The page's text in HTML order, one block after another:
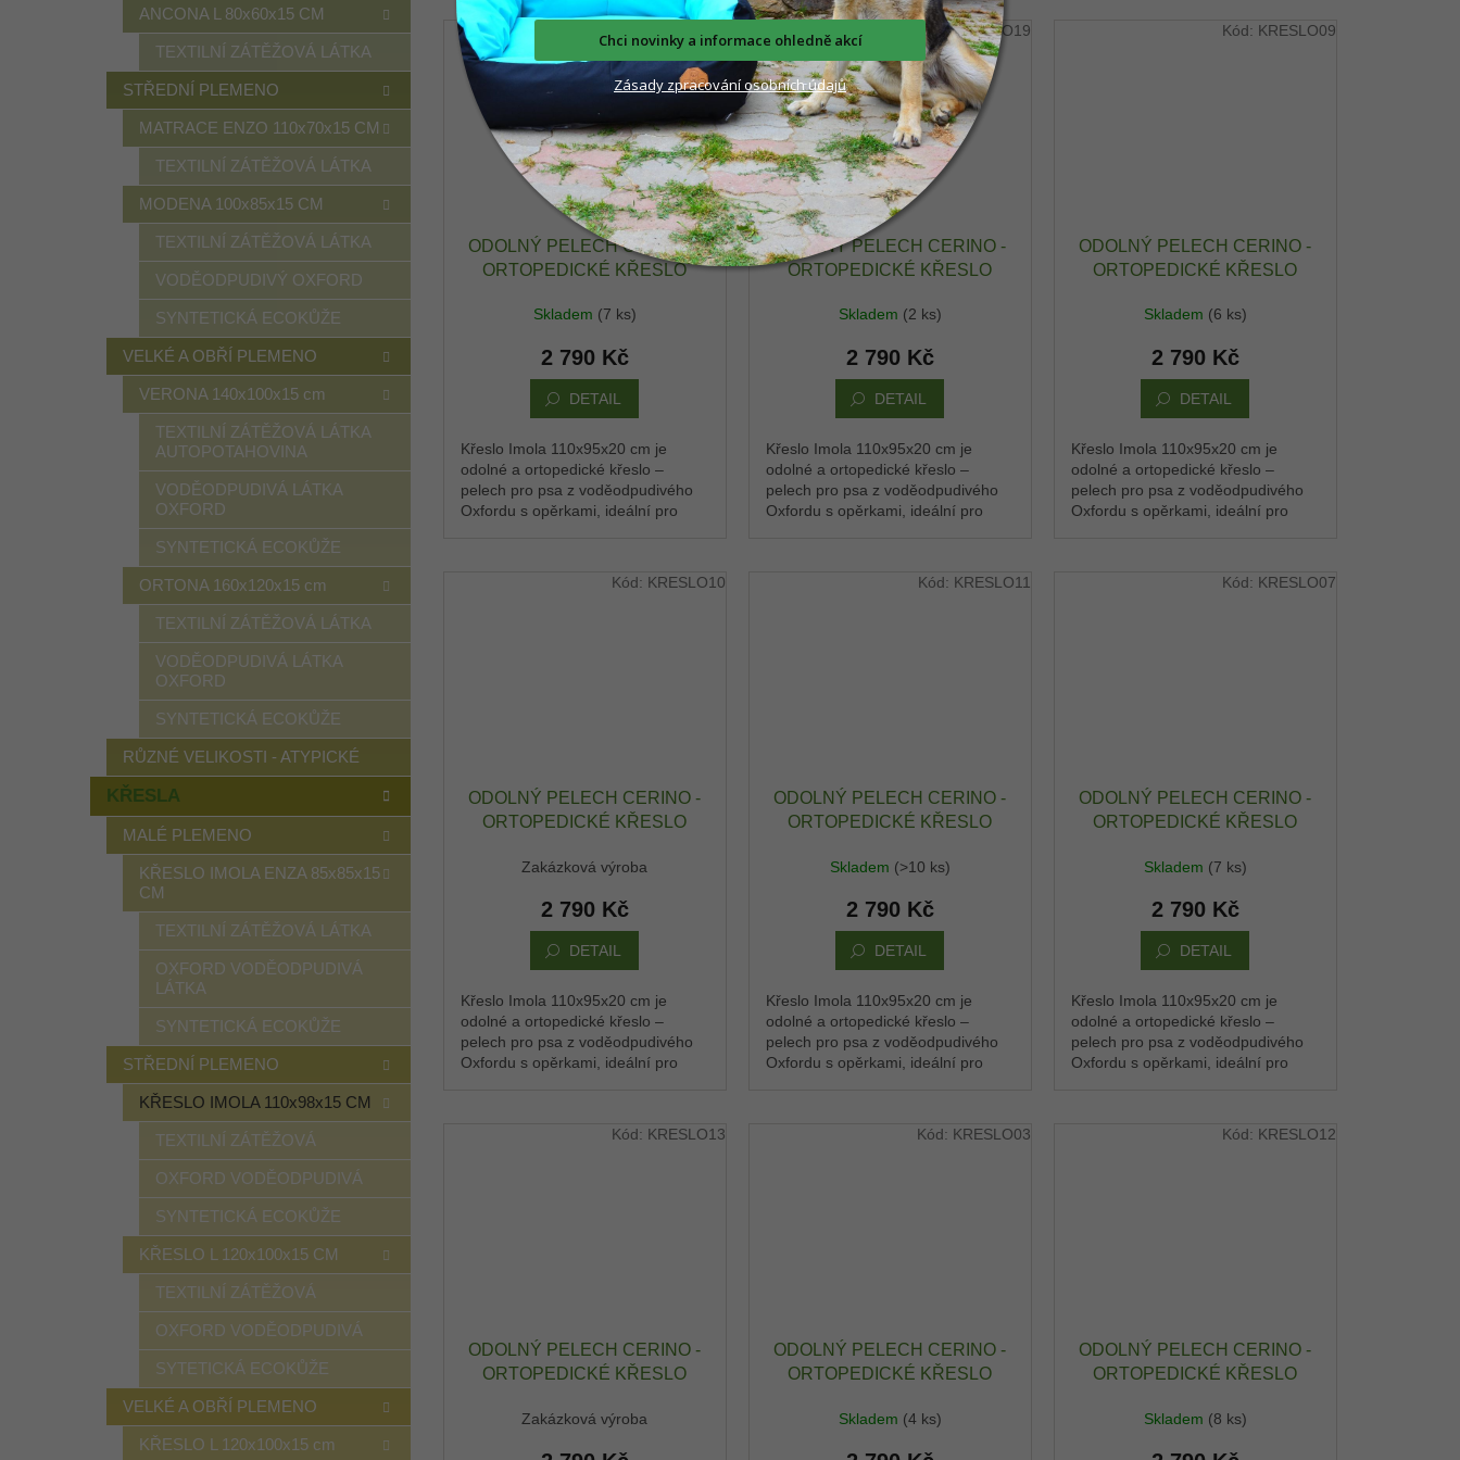
ANCONA L 80x60x15 CM
TEXTILNÍ ZÁTĚŽOVÁ LÁTKA
STŘEDNÍ PLEMENO
MATRACE ENZO 110x70x15 CM
TEXTILNÍ ZÁTĚŽOVÁ LÁTKA
MODENA 100x85x15 CM
TEXTILNÍ ZÁTĚŽOVÁ LÁTKA
VODĚODPUDIVÝ OXFORD
SYNTETICKÁ ECOKŮŽE
VELKÉ A OBŘÍ PLEMENO
VERONA 140x100x15 cm
TEXTILNÍ ZÁTĚŽOVÁ LÁTKA
AUTOPOTAHOVINA
VODĚODPUDIVÁ LÁTKA
OXFORD
SYNTETICKÁ ECOKŮŽE
ORTONA 160x120x15 cm
TEXTILNÍ ZÁTĚŽOVÁ LÁTKA
VODĚODPUDIVÁ LÁTKA
OXFORD
SYNTETICKÁ ECOKŮŽE
RŮZNÉ VELIKOSTI - ATYPICKÉ
KŘESLA
MALÉ PLEMENO
KŘESLO IMOLA ENZA 85x85x15
CM
TEXTILNÍ ZÁTĚŽOVÁ LÁTKA
OXFORD VODĚODPUDIVÁ
LÁTKA
SYNTETICKÁ ECOKŮŽE
STŘEDNÍ PLEMENO
KŘESLO IMOLA 110x98x15 CM
TEXTILNÍ ZÁTĚŽOVÁ
OXFORD VODĚODPUDIVÁ
SYNTETICKÁ ECOKŮŽE
KŘESLO L 120x100x15 CM
TEXTILNÍ ZÁTĚŽOVÁ
OXFORD VODĚODPUDIVÁ
SYTETICKÁ ECOKŮŽE
VELKÉ A OBŘÍ PLEMENO
KŘESLO L 120x100x15 cm
ODOLNÝ PELECH CERINO -
ORTOPEDICKÉ KŘESLO
OXFORD VODĚODPUDIVÝ -
Skladem (7 ks)
2 790 Kč
DETAIL
Křeslo Imola 110x95x20 cm je
odolné a ortopedické křeslo –
pelech pro psa z voděodpudivého
Oxfordu s opěrkami, ideální pro
ODOLNÝ PELECH CERINO -
ORTOPEDICKÉ KŘESLO
OXFORD VODĚODPUDIVÝ -
Skladem (2 ks)
2 790 Kč
DETAIL
Křeslo Imola 110x95x20 cm je
odolné a ortopedické křeslo –
pelech pro psa z voděodpudivého
Oxfordu s opěrkami, ideální pro
Kód:KRESLO19
ODOLNÝ PELECH CERINO -
ORTOPEDICKÉ KŘESLO
OXFORD VODĚODPUDIVÝ -
Skladem (6 ks)
2 790 Kč
DETAIL
Křeslo Imola 110x95x20 cm je
odolné a ortopedické křeslo –
pelech pro psa z voděodpudivého
Oxfordu s opěrkami, ideální pro
Kód: KRESLO09
ODOLNÝ PELECH CERINO -
ORTOPEDICKÉ KŘESLO
OXFORD VODĚODPUDIVÝ -
Zakázková výroba
2 790 Kč
DETAIL
Křeslo Imola 110x95x20 cm je
odolné a ortopedické křeslo –
pelech pro psa z voděodpudivého
Oxfordu s opěrkami, ideální pro
Kód: KRESLO10
ODOLNÝ PELECH CERINO -
ORTOPEDICKÉ KŘESLO
OXFORD VODĚODPUDIVÝ -
Skladem (>10 ks)
2 790 Kč
DETAIL
Křeslo Imola 110x95x20 cm je
odolné a ortopedické křeslo –
pelech pro psa z voděodpudivého
Oxfordu s opěrkami, ideální pro
Kód: KRESLO11
ODOLNÝ PELECH CERINO -
ORTOPEDICKÉ KŘESLO
OXFORD VODĚODPUDIVÝ -
Skladem (7 ks)
2 790 Kč
DETAIL
Křeslo Imola 110x95x20 cm je
odolné a ortopedické křeslo –
pelech pro psa z voděodpudivého
Oxfordu s opěrkami, ideální pro
Kód: KRESLO07
ODOLNÝ PELECH CERINO -
ORTOPEDICKÉ KŘESLO
OXFORD VODĚODPUDIVÝ -
Zakázková výroba
Kód: KRESLO13
ODOLNÝ PELECH CERINO -
ORTOPEDICKÉ KŘESLO
OXFORD VODĚODPUDIVÝ -
Skladem (4 ks)
Kód: KRESLO03
ODOLNÝ PELECH CERINO -
ORTOPEDICKÉ KŘESLO
OXFORD VODĚODPUDIVÝ -
Skladem (8 ks)
Kód: KRESLO12
Chci novinky a informace ohledně akcí
Zásady zpracováníosobních údajů